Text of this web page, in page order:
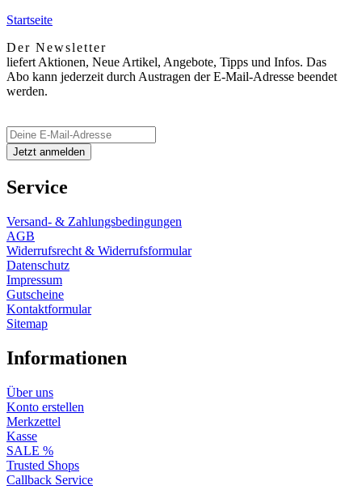
Startseite
Der Newsletter
liefert Aktionen, Neue Artikel, Angebote, Tipps und Infos. Das
Abo kann jederzeit durch Austragen der E-Mail-Adresse beendet
werden.
Service
Versand- & Zahlungsbedingungen
AGB
Widerrufsrecht & Widerrufsformular
Datenschutz
Impressum
Gutscheine
Kontaktformular
Sitemap
Informationen
Über uns
Konto erstellen
Merkzettel
Kasse
SALE %
Trusted Shops
Callback Service